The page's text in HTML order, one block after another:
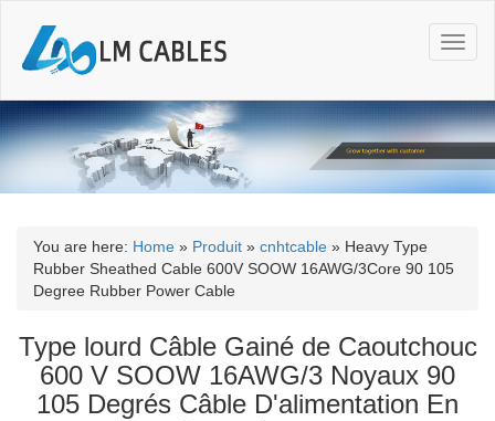
T
o
g
l
n
a
g
o
n
You are here: Home » Produit » cnhtcable » Heavy Type
Rubber Sheathed Cable 600V SOOW 16AWG/3Core 90 105
Degree Rubber Power Cable
Type lourd Câble Gainé de Caoutchouc
600 V SOOW 16AWG/3 Noyaux 90
105 Degrés Câble D'alimentation En